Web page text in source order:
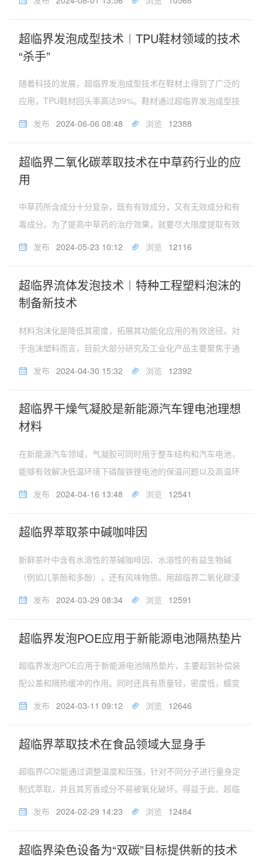
度的产品，与常规方法提取...
超临界发泡成型技术︱TPU鞋材领域的技术
“杀手”
随着科技的发展，超临界发泡成型技术在鞋材上得到了广泛的
应用，TPU鞋材回头率高达99%。鞋材通过超临界发泡成型技
术，在注塑、挤出以及吹塑成型工艺中，先将超临界状态的二
均匀混合/扩散后，形...
发布 2024-06-06 08:48 浏览 12388
超临界二氧化碳萃取技术在中草药行业的应
用
中草药所含成分十分复杂，既有有效成分，又有无效成分和有
毒成分。为了提高中草药的治疗效果，就要尽大限度提取有效
成分，去除无效成分及有毒成分。因此，中草药提取对于提高
取技术的出现，使得中草药...
发布 2024-05-23 10:12 浏览 12116
超临界流体发泡技术︱特种工程塑料泡沫的
制备新技术
材料泡沫化是降低其密度，拓展其功能化应用的有效途径。对
于泡沫塑料而言，目前大部分研究及工业化产品主要聚焦于通
用塑料，但在某些复杂环境或极端条件下，通用塑料的性能有
技术是近20年快速发展起...
发布 2024-04-30 15:32 浏览 12392
超临界干燥气凝胶是新能源汽车锂电池理想
材料
在新能源汽车领域，气凝胶可同时用于整车结构和汽车电池，
能够有效解决低温环境下磷酸铁锂电池的保温问题以及高温环
境下三元电池热失控扩散问题，是锂电隔热的理想材料。气凝
孔洞，低密度等特殊的微观...
发布 2024-04-16 13:48 浏览 12541
超临界萃取茶中碱咖啡因
新鲜茶叶中含有水溶性的茶碱咖啡因、水溶性的有益生物碱
（例如儿茶酚和多酚），还有风味物质。用超临界二氧化碳浸
泡新鲜茶叶，掌握好温度和压力，只让茶碱咖啡因溶解，再过
发布 2024-03-29 08:34 浏览 12591
超临界发泡POE应用于新能源电池隔热垫片
超临界发泡POE应用于新能源电池隔热垫片，主要起到补偿装
配公差和隔热缓冲的作用。同时还具有质量轻，密度低，蠕变
性能好，耐化学腐蚀，耐电压击穿，热稳定性能好等优良性
公司是国内专业从事超临界...
发布 2024-03-11 09:12 浏览 12646
超临界萃取技术在食品领域大显身手
超临界CO2能通过调整温度和压强，针对不同分子进行量身定
制式萃取，并且其芳香成分不易被氧化破坏。得益于此，超临
界流体技术在啤酒花有效成分萃取、从果蔬中提取天然香精、
脱除胆固醇等方面的研究...
发布 2024-02-29 14:23 浏览 12484
超临界染色设备为“双碳”目标提供新的技术